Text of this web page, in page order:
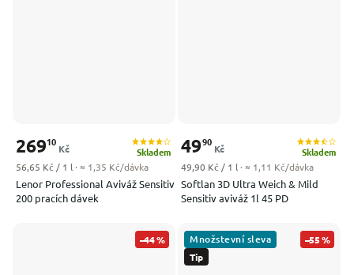
Lenor Professional Aviváž Sensitiv
200 pracích dávek
Skladem
26910
Kč
Měrná cena:
56,65 Kč / 1 l · ≈ 1,35 Kč/dávka
Softlan 3D Ultra Weich & Mild
Sensitiv aviváž 1l 45 PD
Skladem
4990
Kč
Měrná cena:
49,90 Kč / 1 l · ≈ 1,11 Kč/dávka
–44 %
Tip
Množstevní sleva –55 %